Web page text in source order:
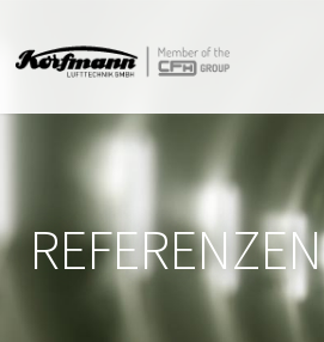
REFERENZEN